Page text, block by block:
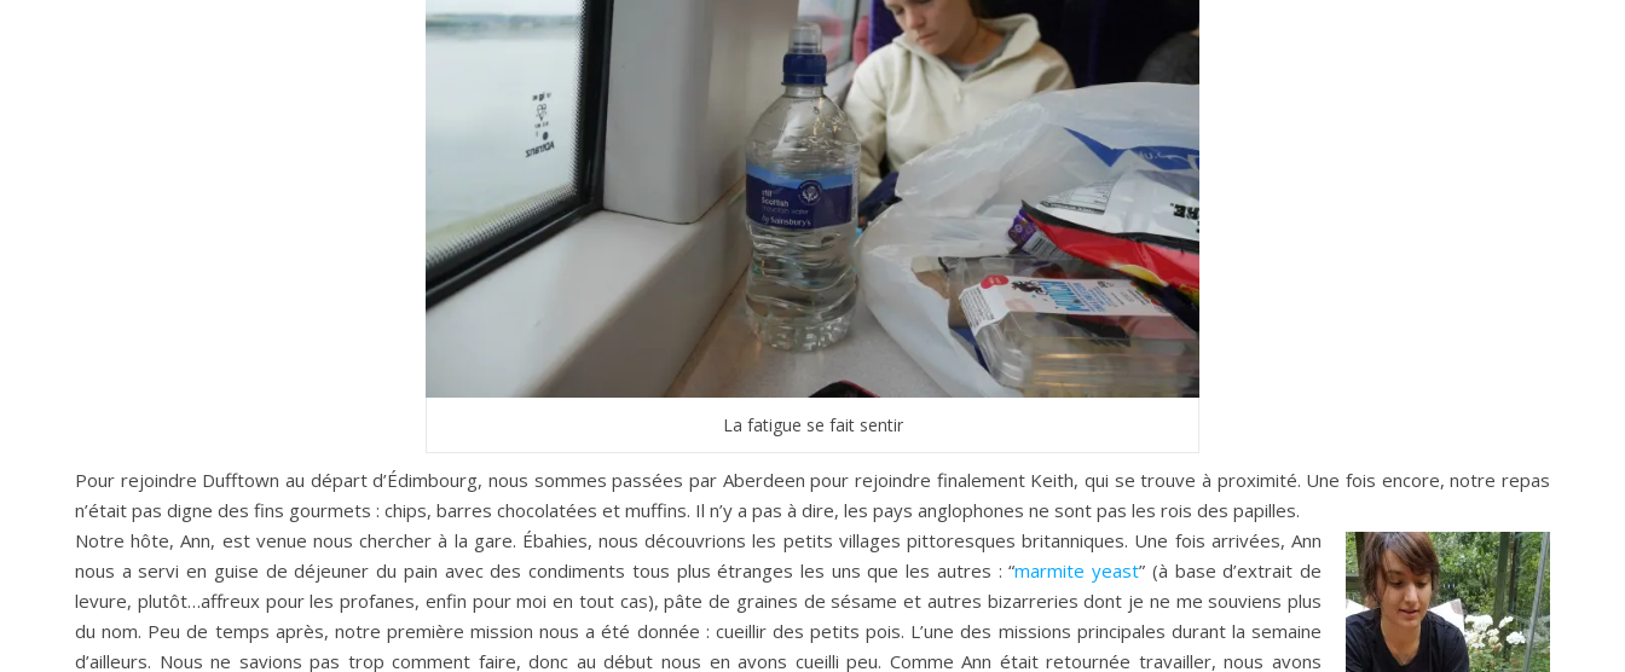
La fatigue se fait sentir
Pour rejoindre Dufftown au départ d’Édimbourg, nous sommes passées par Aberdeen pour rejoindre finalement Keith, qui se trouve à proximité. Une fois encore, notre repas
n’était pas digne des fins gourmets : chips, barres chocolatées et muffins. Il n’y a pas à dire, les pays anglophones ne sont pas les rois des papilles.
Notre hôte, Ann, est venue nous chercher à la gare. Ébahies, nous découvrions les petits villages pittoresques britanniques. Une fois arrivées, Ann
nous a servi en guise de déjeuner du pain avec des condiments tous plus étranges les uns que les autres : “marmite yeast” (à base d’extrait de
levure, plutôt…affreux pour les profanes, enfin pour moi en tout cas), pâte de graines de sésame et autres bizarreries dont je ne me souviens plus
du nom. Peu de temps après, notre première mission nous a été donnée : cueillir des petits pois. L’une des missions principales durant la semaine
d’ailleurs. Nous ne savions pas trop comment faire, donc au début nous en avons cueilli peu. Comme Ann était retournée travailler, nous avons